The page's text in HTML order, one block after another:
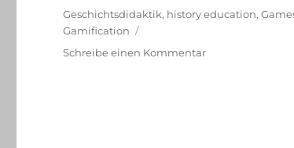
Schlagwörter
Geschichtsdidaktik, history education,
Gamification
Schreibe einen Kommentarzu